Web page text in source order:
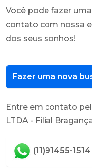
Você pode fazer
contato com nossa
dos seus sonhos!
Fazer uma nova
Entre em contato
LTDA - Filial
(11)91455-1514